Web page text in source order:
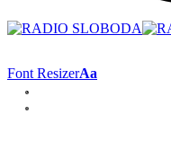
Font ResizerAa